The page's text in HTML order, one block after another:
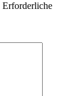
Erforderliche